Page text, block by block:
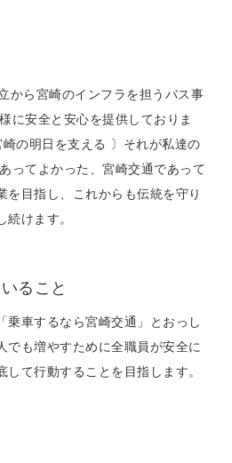
から宮崎のインフラを担うバス事
に安全と安心を提供しておりま
の明日を支える 〕それが私達の
ってよかった、宮崎交通であって
を目指し、これからも伝統を守り
けます。
ること
乗車するなら宮崎交通」とおっし
でも増やすために全職員が安全に
て行動することを目指します。